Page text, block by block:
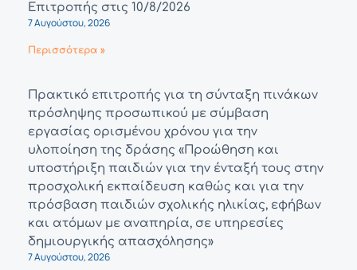
Επιτροπής στις 10/8/2026
7 Αυγούστου, 2026
Περισσότερα »
Πρακτικό επιτροπής για τη σύνταξη πινάκων
πρόσληψης προσωπικού με σύμβαση
εργασίας ορισμένου χρόνου για την
υλοποίηση της δράσης «Προώθηση και
υποστήριξη παιδιών για την ένταξή τους στην
προσχολική εκπαίδευση καθώς και για την
πρόσβαση παιδιών σχολικής ηλικίας, εφήβων
και ατόμων με αναπηρία, σε υπηρεσίες
δημιουργικής απασχόλησης»
7 Αυγούστου, 2026